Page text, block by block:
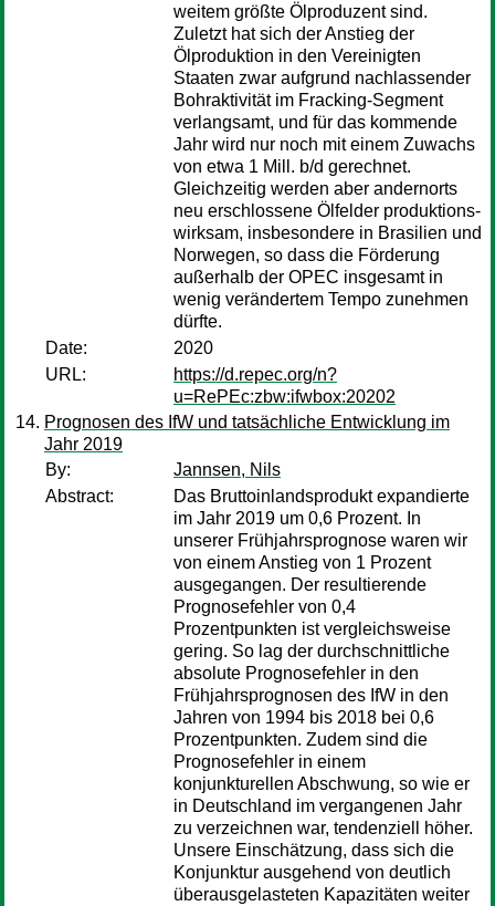
weitem größte Ölproduzent sind.
Zuletzt hat sich der Anstieg der
Ölproduktion in den Vereinigten
Staaten zwar aufgrund nachlassender
Bohraktivität im Fracking-Segment
verlangsamt, und für das kommende
Jahr wird nur noch mit einem Zuwachs
von etwa 1 Mill. b/d gerechnet.
Gleichzeitig werden aber andernorts
neu erschlossene Ölfelder produktions­
wirksam, insbesondere in Brasilien und
Norwegen, so dass die Förderung
außerhalb der OPEC insge­samt in
wenig verändertem Tempo zunehmen
dürfte.
Date:
2020
URL:
https://d.repec.org/n?
u=RePEc:zbw:ifwbox:20202
Prognosen des IfW und tatsächliche Entwicklung im
Jahr 2019
By:
Jannsen, Nils
Abstract:
Das Bruttoinlandsprodukt expandierte
im Jahr 2019 um 0,6 Prozent. In
unserer Frühjahrsprognose waren wir
von einem Anstieg von 1 Prozent
ausgegangen. Der resultierende
Prognosefehler von 0,4
Prozentpunkten ist vergleichsweise
gering. So lag der durchschnittliche
absolute Prognosefehler in den
Frühjahrsprognosen des IfW in den
Jahren von 1994 bis 2018 bei 0,6
Prozentpunk­ten. Zudem sind die
Prognosefehler in einem
konjunkturellen Abschwung, so wie er
in Deutschland im vergangenen Jahr
zu verzeichnen war, tendenziell höher.
Unsere Einschät­zung, dass sich die
Konjunktur ausgehend von deutlich
überausgelasteten Kapazitäten weiter